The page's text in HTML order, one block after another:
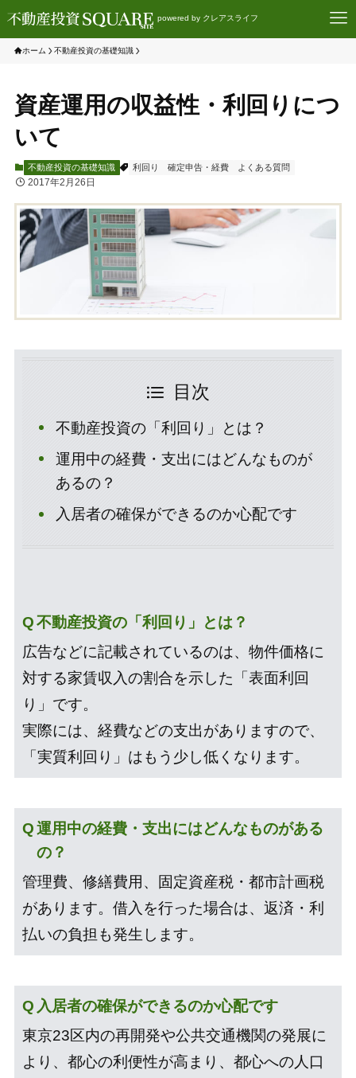
powered by クレアスライフ
ホーム 不動産投資の基礎知識
資産運用の収益性・利回りにつ
いて
不動産投資の基礎知識 利回り 確定申告・経費 よくある質問
2017年2月26日
目次
不動産投資の「利回り」とは？
運用中の経費・支出にはどんなものが
あるの？
入居者の確保ができるのか心配です
不動産投資の「利回り」とは？
広告などに記載されているのは、物件価格に
対する家賃収入の割合を示した「表面利回
り」です。
実際には、経費などの支出がありますので、
「実質利回り」はもう少し低くなります。
運用中の経費・支出にはどんなものがある
の？
管理費、修繕費用、固定資産税・都市計画税
があります。借入を行った場合は、返済・利
払いの負担も発生します。
入居者の確保ができるのか心配です
東京23区内の再開発や公共交通機関の発展に
より、都心の利便性が高まり、都心への人口